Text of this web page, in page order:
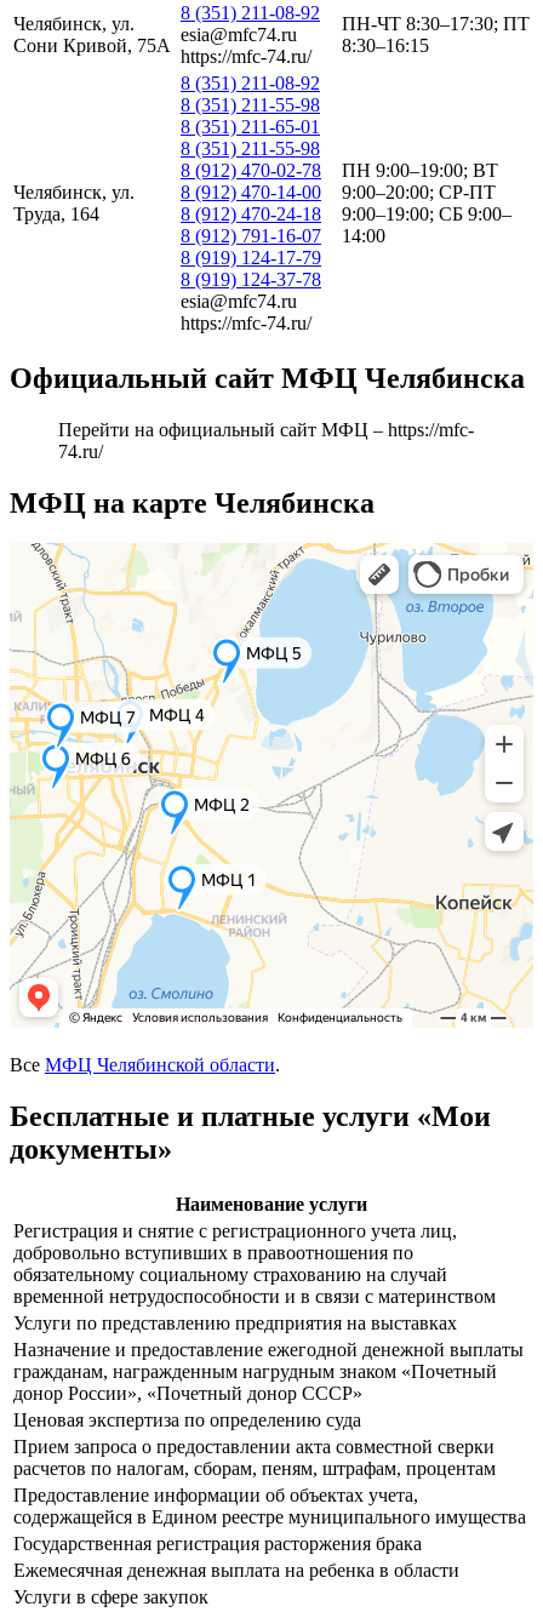
Челябинск, ул.
Сони Кривой, 75А
8 (351) 211-08-92
esia@mfc74.ru
https://mfc-74.ru/
ПН-ЧТ 8:30–17:30; ПТ
8:30–16:15
Челябинск, ул.
Труда, 164
8 (351) 211-08-92
8 (351) 211-55-98
8 (351) 211-65-01
8 (351) 211-55-98
8 (912) 470-02-78
8 (912) 470-14-00
8 (912) 470-24-18
8 (912) 791-16-07
8 (919) 124-17-79
8 (919) 124-37-78
esia@mfc74.ru
https://mfc-74.ru/
ПН 9:00–19:00; ВТ
9:00–20:00; СР-ПТ
9:00–19:00; СБ 9:00–
14:00
Официальный сайт МФЦ Челябинска
Перейти на официальный сайт МФЦ – https://mfc-
74.ru/
МФЦ на карте Челябинска
Все МФЦ Челябинской области.
Бесплатные и платные услуги «Мои
документы»
Наименование услуги
Регистрация и снятие с регистрационного учета лиц,
добровольно вступивших в правоотношения по
обязательному социальному страхованию на случай
временной нетрудоспособности и в связи с материнством
Услуги по представлению предприятия на выставках
Назначение и предоставление ежегодной денежной выплаты
гражданам, награжденным нагрудным знаком «Почетный
донор России», «Почетный донор СССР»
Ценовая экспертиза по определению суда
Прием запроса о предоставлении акта совместной сверки
расчетов по налогам, сборам, пеням, штрафам, процентам
Предоставление информации об объектах учета,
содержащейся в Едином реестре муниципального имущества
Государственная регистрация расторжения брака
Ежемесячная денежная выплата на ребенка в области
Услуги в сфере закупок